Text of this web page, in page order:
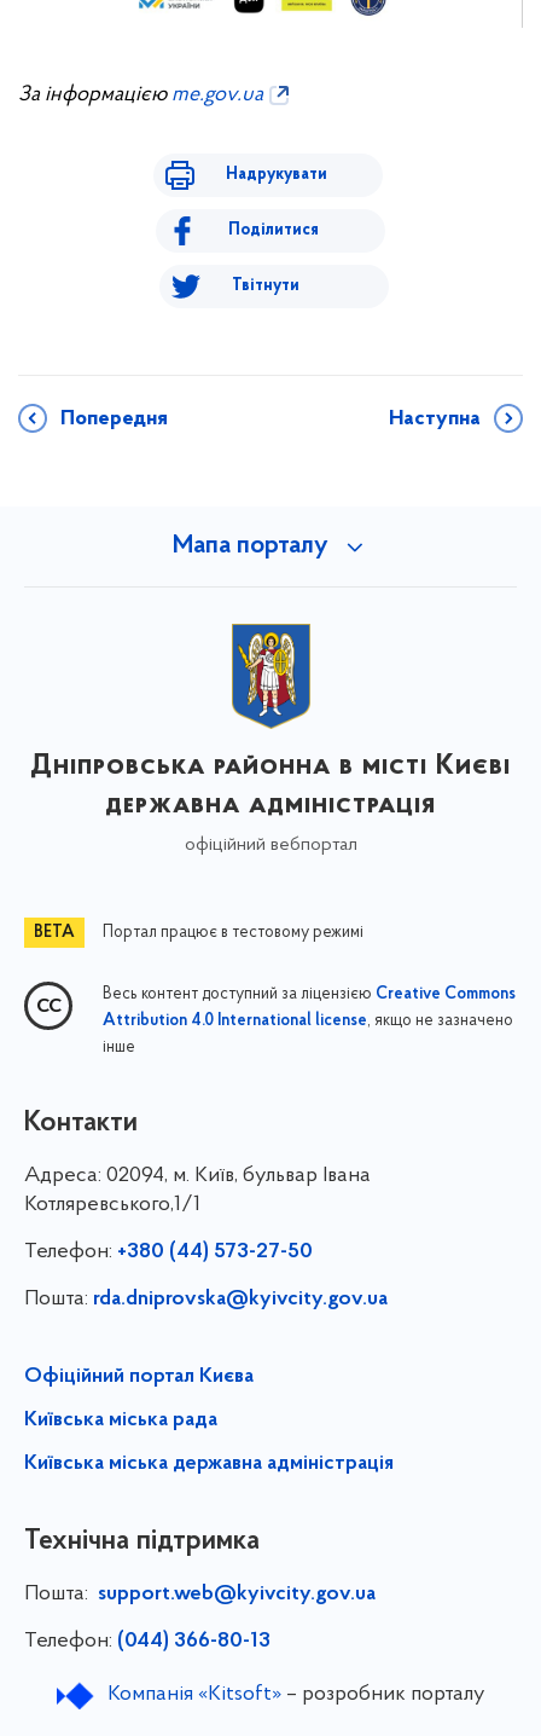
За інформацією me.gov.ua
Надрукувати
Поділитися
Твітнути
Попередня Наступна
Мапа порталу
Дніпровська районна в місті Києві
державна адміністрація
офіційний вебпортал
Портал працює в тестовому режимі
Весь контент доступний за ліцензією Creative Commons
Attribution 4.0 International license, якщо не зазначено
інше
Контакти
Адреса: 02094, м. Київ, бульвар Івана
Котляревського,1/1
Телефон: +380 (44) 573-27-50
Пошта: rda.dniprovska@kyivcity.gov.ua
Офіційний портал Києва
Київська міська рада
Київська міська державна адміністрація
Технічна підтримка
Пошта: support.web@kyivcity.gov.ua
Телефон: (044) 366-80-13
Компанія «Kitsoft»– розробник порталу